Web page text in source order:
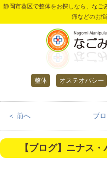
静岡市葵区で整体をお探しなら、な
痛などのお
整体 オステオパシー
＜ 前へ ブ
【ブログ】ニナス